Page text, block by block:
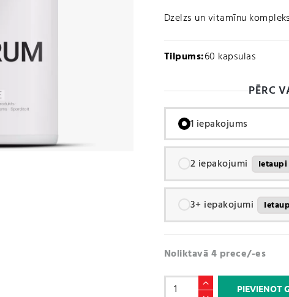
Dzelzs un vitamīnu
Tilpums:60 kapsulas
PĒRC
1 iepakojums
2 iepakojumi
3+ iepakojumi
Noliktavā 4 prece/-es
Dzelzs
PIEVIENOT